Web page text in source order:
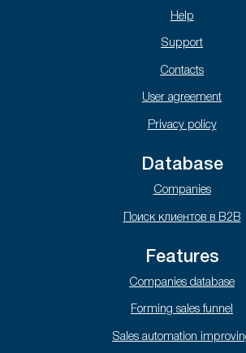
Help
Support
Contacts
User agreement
Privacy policy
Database
Companies
Поиск клиентов в B2B
Features
Companies database
Forming sales funnel
Sales automation